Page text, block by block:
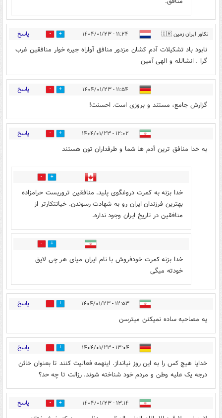
تکاور ایران زمین 🇮🇷 ۱۱:۲۴ - ۱۴۰۴/۰۱/۲۳ 22 پاسخ
نابود باد تشکیلات آدم کشان مزدور منافق آواراه جیره خوار منافقین غرب
گرا . انشالله و الهی آمین
۱۱:۵۴ - ۱۴۰۴/۰۱/۲۳ 10 پاسخ
گزارش جامع، مستند و بروزی است. احسنت!
۱۲:۰۲ - ۱۴۰۴/۰۱/۲۳ 15 پاسخ
به خدا منافق ترین آدم ها شما و طرفداران تون هستند
16
خدا بزنه به کمرت دروغگوی پلید. منافقین تروریست حرامزاده
بهترین فرزندان ایران رو به شهادت رسوندن. خیانتکارتر از
منافقین در تاریخ ایران وجود نداره.
11
خدا بزنه کمرت خودفروش با نام ایران میای هر چی لایق
خودته میگی
۱۲:۵۳ - ۱۴۰۴/۰۱/۲۳ 3 پاسخ
یه مصاحبه ساده نمیکنن میترسن
۱۳:۰۴ - ۱۴۰۴/۰۱/۲۳ 14 پاسخ
خدایا هیچ کس را به این روز نیانداز. اینهمه فعالیت کنند تا بعنوان خائن
درجه یک علیه وطن و مردم خود شناخته شوند. رزالت تا چه حد؟
۱۳:۱۴ - ۱۴۰۴/۰۱/۲۳ 15 پاسخ